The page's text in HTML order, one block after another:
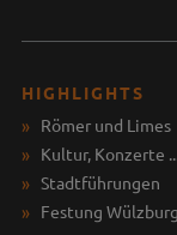
HIGHLIGHTS
Römer und Limes
Kultur, Konzerte
Stadtführungen
Festung Wülzburg